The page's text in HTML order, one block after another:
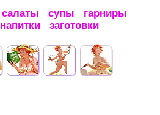
салаты супы
гарниры
напитки заготовки